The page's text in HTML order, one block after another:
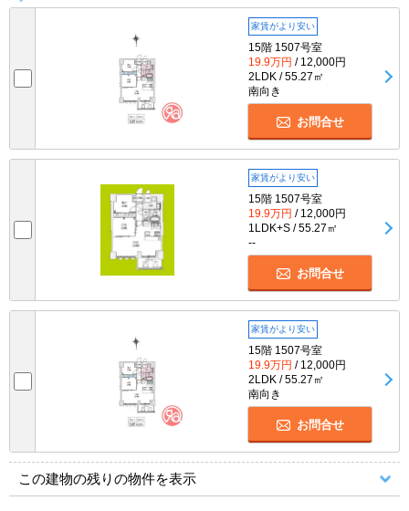
家賃がより安い
15階 1507号室
19.9万円 / 12,000円
2LDK / 55.27㎡
南向き
お問合せ
家賃がより安い
15階 1507号室
19.9万円 / 12,000円
1LDK+S / 55.27㎡
--
お問合せ
家賃がより安い
15階 1507号室
19.9万円 / 12,000円
2LDK / 55.27㎡
南向き
お問合せ
この建物の残りの物件を表示